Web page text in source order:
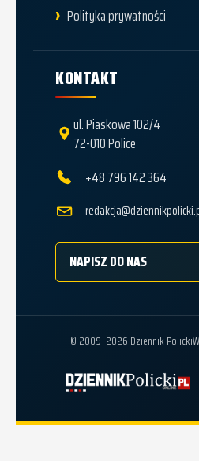
Polityka prywatności
KONTAKT
ul. Piaskowa 102/4
72-010 Police
+48 796 142 364
NAPISZ DO NAS
© 2009–2026 Dziennik Policki